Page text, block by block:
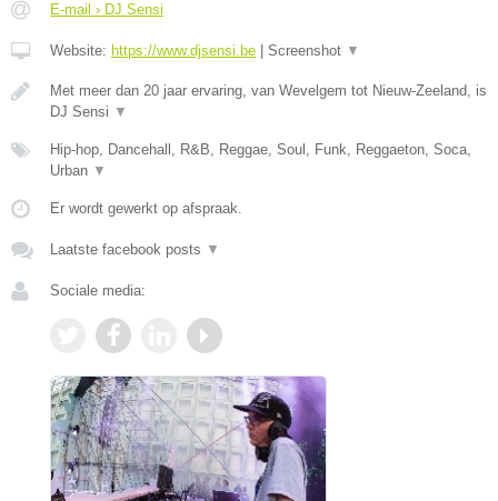
E-mail › DJ Sensi
Website: https://www.djsensi.be Screenshot ▼
Met meer dan 20 jaar ervaring, van Wevelgem tot Nieuw-Zeeland, is
DJ Sensi ▼
Hip-hop, Dancehall, R&B, Reggae, Soul, Funk, Reggaeton, Soca,
Urban ▼
Er wordt gewerkt op afspraak.
Laatste facebook posts ▼
Sociale media: